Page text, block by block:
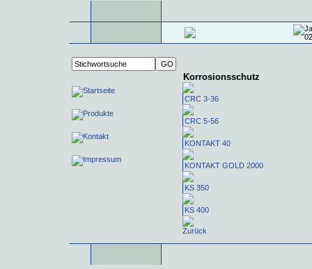
Korrosionsschutz
CRC 3-36
CRC 5-56
KONTAKT 40
KONTAKT GOLD 2000
KS 350
KS 400
Zurück